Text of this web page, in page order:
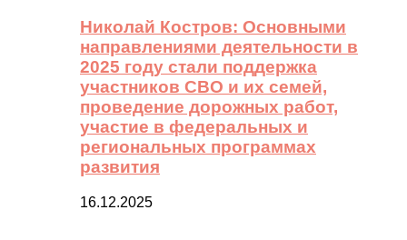
Николай Костров: Основными
направлениями деятельности в
2025 году стали поддержка
участников СВО и их семей,
проведение дорожных работ,
участие в федеральных и
региональных программах
развития
16.12.2025